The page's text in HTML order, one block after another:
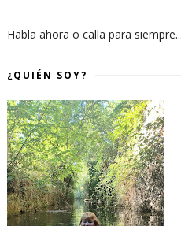
Habla ahora o calla para siempre...
¿QUIÉN SOY?